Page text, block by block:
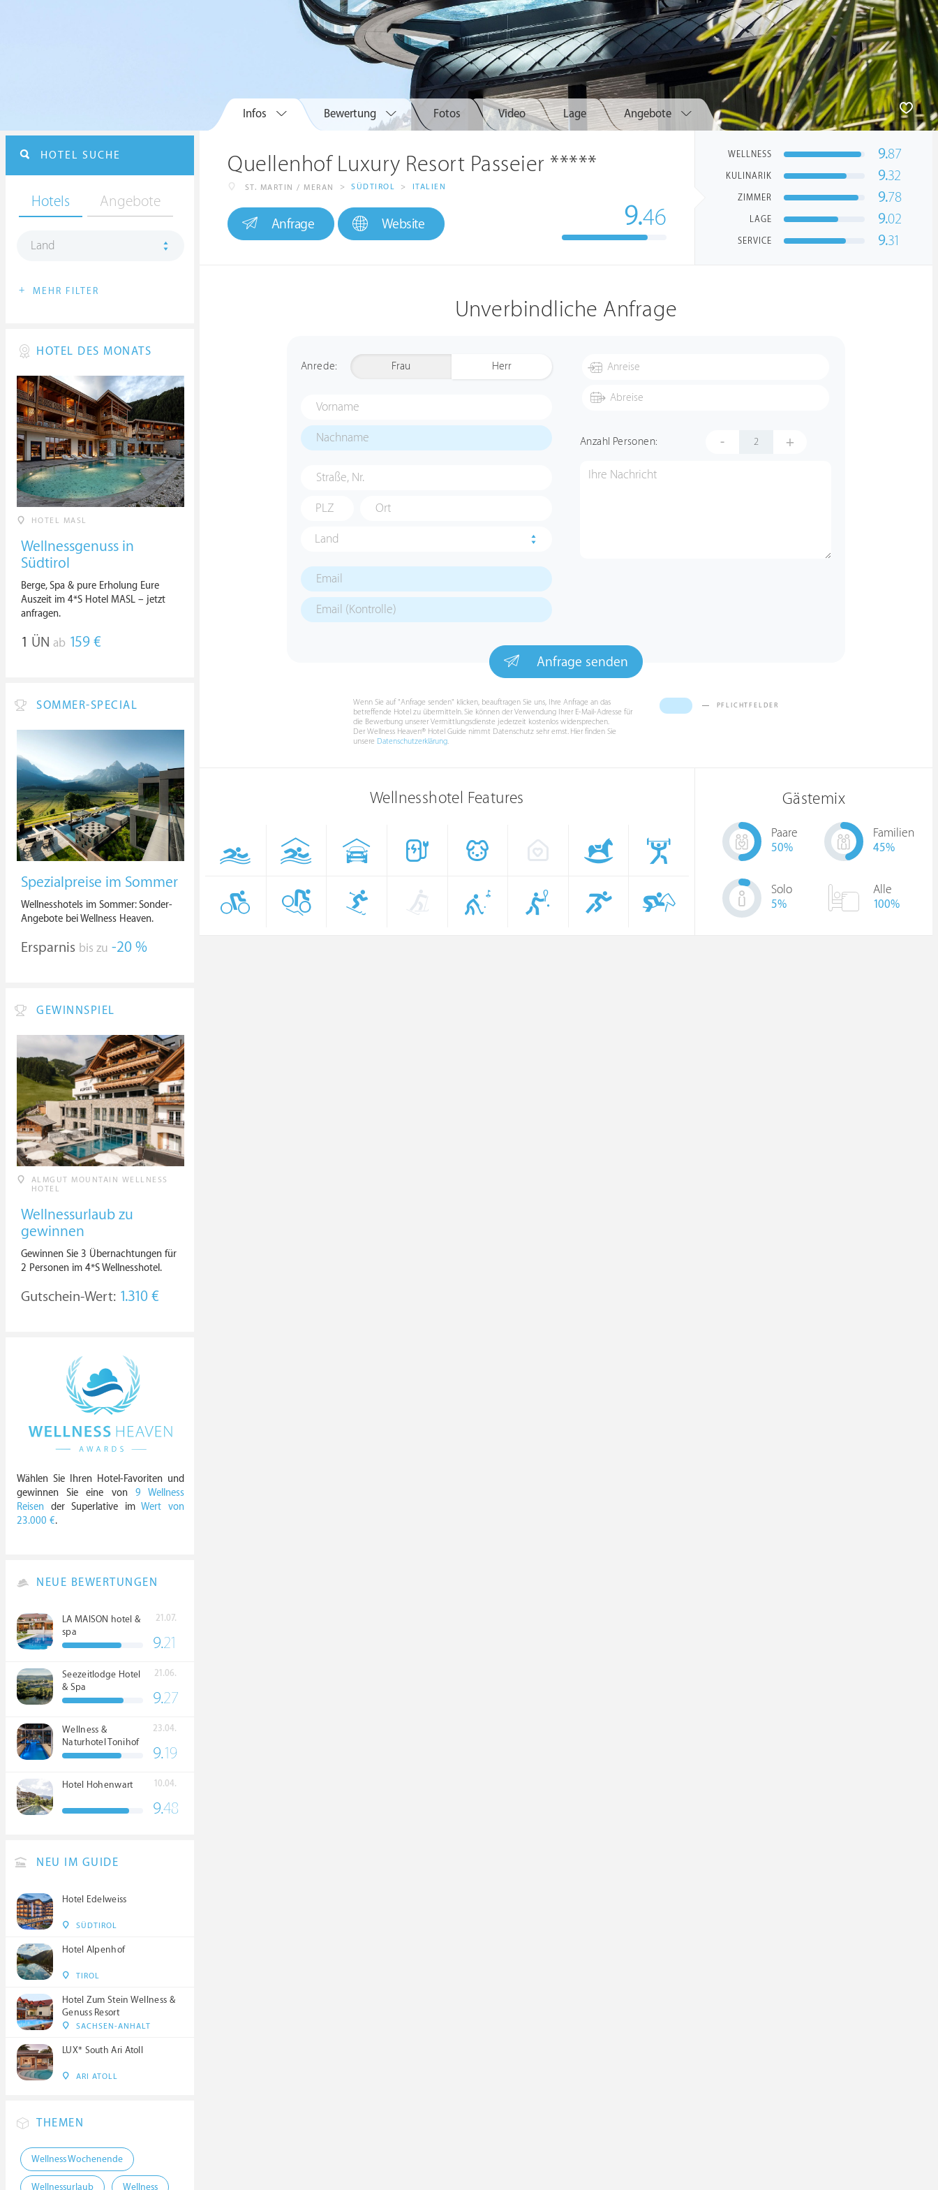
Infos Bewertung Fotos Video Lage Angebote
Quellenhof Luxury Resort Passeier *****
ST. MARTIN / MERAN > SÜDTIROL > ITALIEN
Anfrage Website 9.46
WELLNESS 9.87
KULINARIK 9.32
ZIMMER 9.78
LAGE 9.02
SERVICE 9.31
Unverbindliche Anfrage
Anrede: Frau Herr
Land
Anzahl Personen: - +
Anfrage senden
PFLICHTFELDER
Wenn Sie auf "Anfrage senden" klicken, beauftragen Sie uns, Ihre Anfrage an das
betreffende Hotel zu übermitteln. Sie können der Verwendung Ihrer E-Mail-Adresse für
die Bewerbung unserer Vermittlungsdienste jederzeit kostenlos widersprechen.
Der Wellness Heaven® Hotel Guide nimmt Datenschutz sehr ernst. Hier finden Sie
unsere Datenschutzerklärung.
Wellnesshotel Features Gästemix
Paare
50%
Familien
45%
Solo
5%
Alle
100%
HOTEL SUCHE
Hotels Angebote
Land
+ MEHR FILTER
HOTEL DES MONATS
HOTEL MASL
Wellnessgenuss in
Südtirol
Berge, Spa & pure Erholung Eure
Auszeit im 4*S Hotel MASL – jetzt
anfragen.
1 ÜN ab 159 €
SOMMER-SPECIAL
Spezialpreise im Sommer
Wellnesshotels im Sommer: Sonder-
Angebote bei Wellness Heaven.
Ersparnis bis zu -20 %
GEWINNSPIEL
ALMGUT MOUNTAIN WELLNESS
HOTEL
Wellnessurlaub zu
gewinnen
Gewinnen Sie 3 Übernachtungen für
2 Personen im 4*S Wellnesshotel.
Gutschein-Wert: 1.310 €
Wählen Sie Ihren Hotel-Favoriten und
gewinnen Sie eine von 9 Wellness
Reisen der Superlative imWert von
23.000 €.
NEUE BEWERTUNGEN
LA MAISON hotel &
spa
21.07.
9.21
Seezeitlodge Hotel
& Spa
21.06.
9.27
Wellness &
Naturhotel Tonihof
****S
23.04.
9.19
Hotel Hohenwart 10.04.
9.48
NEU IM GUIDE
Hotel Edelweiss
SÜDTIROL
Hotel Alpenhof
TIROL
Hotel Zum Stein Wellness &
Genuss Resort
SACHSEN-ANHALT
LUX* South Ari Atoll
ARI ATOLL
THEMEN
Wellness Wochenende
Wellnessurlaub Wellness